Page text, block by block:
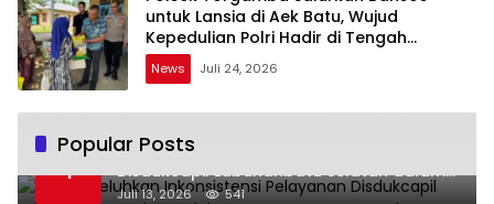
untuk Lansia di Aek Batu, Wujud
Kepedulian Polri Hadir di Tengah
Masyarakat
News Juli 24, 2026
Popular Posts
1
Warga Keluhkan Inkonsistensi Pelayanan
Disdukcapil Labuhanbatu Selatan dalam
Pengurusan KK Rusak
Juli 13, 2026 541